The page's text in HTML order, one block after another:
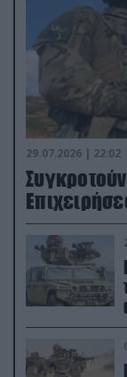
29.07.2026 | 22:02